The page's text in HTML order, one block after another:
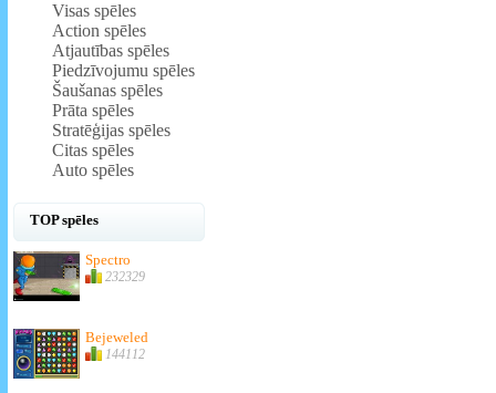
Visas spēles
Action spēles
Atjautības spēles
Piedzīvojumu spēles
Šaušanas spēles
Prāta spēles
Stratēģijas spēles
Citas spēles
Auto spēles
TOP spēles
Spectro
232329
Bejeweled
144112